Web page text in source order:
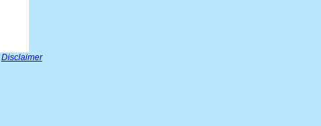
Disclaimer